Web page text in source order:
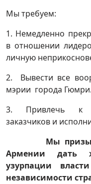
Мы требуем:
1. Немедленно
в отношении
личную
2. Вывести все
мэрии города Гюмри.
3. Привлечь к
заказчиков и
Мы
Армении дать
узурпации
независимости